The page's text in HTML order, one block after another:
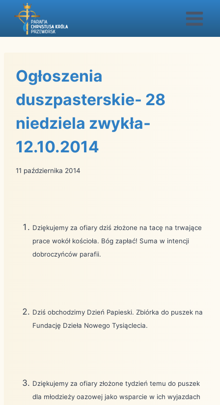
Przejdź
Ogłoszenia
duszpasterskie- 28
niedziela zwykła-
12.10.2014
11 października 2014
Dziękujemy za ofiary dziś złożone na tacę na trwające
prace wokół kościoła. Bóg zapłać! Suma w intencji
dobroczyńców parafii.
Dziś obchodzimy Dzień Papieski. Zbiórka do puszek na
Fundację Dzieła Nowego Tysiąclecia.
Dziękujemy za ofiary złożone tydzień temu do puszek
dla młodzieży oazowej jako wsparcie w ich wyjazdach